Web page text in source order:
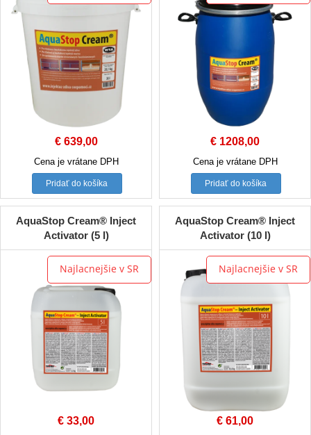
€639,00
Cena je vrátane DPH
Pridať do košíka
€ 1208,00
Cena je vrátane DPH
Pridať do košíka
AquaStop Cream® Inject
Activator (5 l)
Najlacnejšie v SR
€ 33,00
AquaStop Cream® Inject
Activator (10 l)
Najlacnejšie v SR
€ 61,00